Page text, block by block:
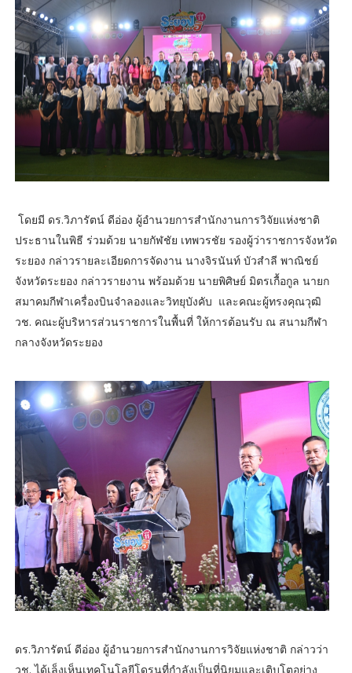
โดยมี ดร.วิภารัตน์ ดีอ่อง ผู้อำนวยการสำนักงานการวิจัยแห่งชาติ
ประธานในพิธี ร่วมด้วย นายกัฬชัย เทพวรชัย รองผู้ว่าราชการจังหวัด
ระยอง กล่าวรายละเอียดการจัดงาน นางจิรนันท์ บัวสำลี พาณิชย์
จังหวัดระยอง กล่าวรายงาน พร้อมด้วย นายพิศิษย์ มิตรเกื้อกูล นายก
สมาคมกีฬาเครื่องบินจำลองและวิทยุบังคับ และคณะผู้ทรงคุณวุฒิ
วช. คณะผู้บริหารส่วนราชการในพื้นที่ ให้การต้อนรับ ณ สนามกีฬา
กลางจังหวัดระยอง
ดร.วิภารัตน์ ดีอ่อง ผู้อำนวยการสำนักงานการวิจัยแห่งชาติ กล่าวว่า
วช. ได้เล็งเห็นเทคโนโลยีโดรนที่กำลังเป็นที่นิยมและเติบโตอย่าง